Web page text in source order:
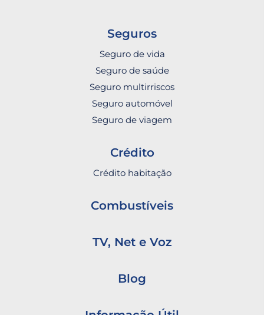
Seguros
Seguro de vida
Seguro de saúde
Seguro multirriscos
Seguro automóvel
Seguro de viagem
Crédito
Crédito habitação
Combustíveis
TV, Net e Voz
Blog